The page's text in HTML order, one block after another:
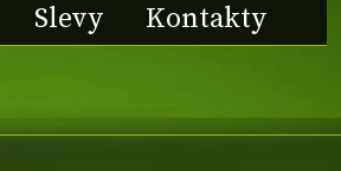
Slevy Kontakty